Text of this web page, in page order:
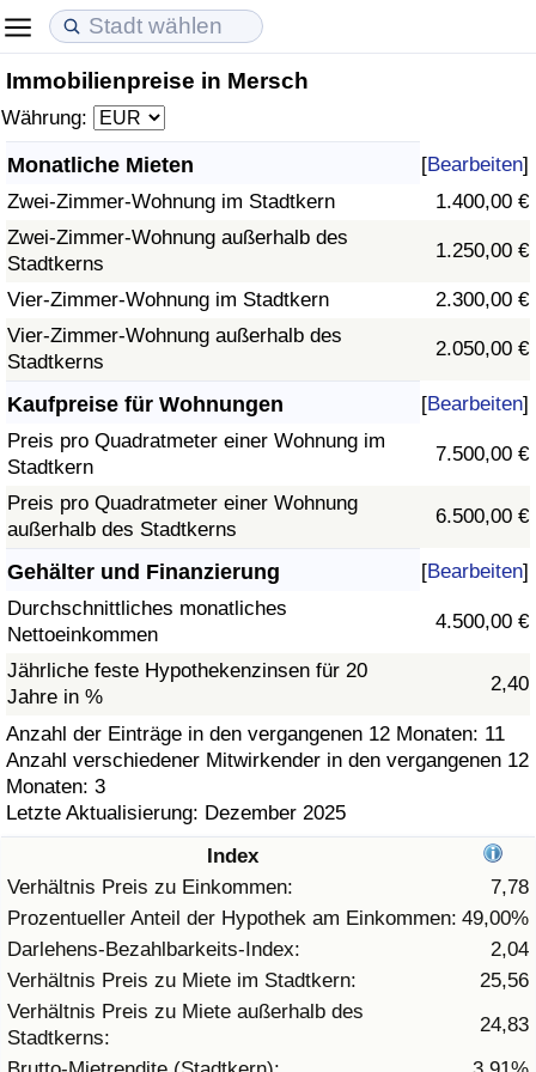
Immobilienpreise in Mersch
Währung:
Monatliche Mieten [Bearbeiten]
Zwei-Zimmer-Wohnung im Stadtkern
1.400,00 €
Zwei-Zimmer-Wohnung außerhalb des
Stadtkerns
1.250,00 €
Vier-Zimmer-Wohnung im Stadtkern
2.300,00 €
Vier-Zimmer-Wohnung außerhalb des
Stadtkerns
2.050,00 €
Kaufpreise für Wohnungen [Bearbeiten]
Preis pro Quadratmeter einer Wohnung im
Stadtkern
7.500,00 €
Preis pro Quadratmeter einer Wohnung
außerhalb des Stadtkerns
6.500,00 €
Gehälter und Finanzierung [Bearbeiten]
Durchschnittliches monatliches
Nettoeinkommen
4.500,00 €
Jährliche feste Hypothekenzinsen für 20
Jahre in %
2,40
Anzahl der Einträge in den vergangenen 12 Monaten: 11
Anzahl verschiedener Mitwirkender in den vergangenen 12
Monaten: 3
Letzte Aktualisierung: Dezember 2025
Index
Verhältnis Preis zu Einkommen:
7,78
Prozentueller Anteil der Hypothek am Einkommen: 49,00%
Darlehens-Bezahlbarkeits-Index:
2,04
Verhältnis Preis zu Miete im Stadtkern:
25,56
Verhältnis Preis zu Miete außerhalb des
Stadtkerns:
24,83
Lebenshaltungskosten
Lebenshaltungskosten-Index (aktuell)
Lebenshaltungskosten-Index
Lebenshaltungskosten-Index nach Land
in Akaba
Immobilienpreise
Immobilienpreis-Index (aktuell)
Immobilienpreis-Index
Immobilienpreis-Index nach Land
Lebensqualität
Lebensqualität-Index
Lebensqualität-Index (aktuell)
Lebensqualitätsindex nach Land
Kriminalität
Kriminalitäts-Index (aktuell)
Kriminalitäts-Index
Kriminalitätsindex nach Land
Gesundheitsversorgung
Gesundheitsversorgungs-Index (aktuell)
Gesundheitsversorgungs-Index
Gesundheitsversorgungs-Index nach Land
Umweltverschmutzung
Umweltverschmutzungs-Index (aktuell)
Verschmutzungsindex
Umweltverschmutzungs-Index nach Land
Verkehr